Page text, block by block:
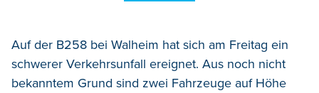
Auf der B258 bei Walheim hat sich am Freitag ein
schwerer Verkehrsunfall ereignet. Aus noch nicht
bekanntem Grund sind zwei Fahrzeuge auf Höhe